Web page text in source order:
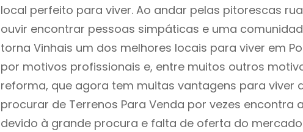
local perfeito para viver. Ao andar pelas pitorescas
ouvir encontrar pessoas simpáticas e uma
torna Vinhais um dos melhores locais para viver em
por motivos profissionais e, entre muitos outros
reforma, que agora tem muitas vantagens para viver
procurar de Terrenos Para Venda por vezes encontra
devido à grande procura e falta de oferta do